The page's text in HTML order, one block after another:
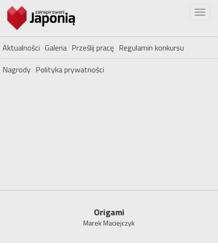
Aktualności Galeria Prześlij pracę Regulamin konkursu
Nagrody Polityka prywatności
Origami
Marek Maciejczyk